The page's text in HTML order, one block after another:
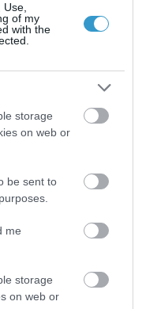
of my
with the
storage
on web or
be sent to
me
storage
on web or
στον ήλιο
καπέλο,
να
το
Ο
και
το
του
από
και τον